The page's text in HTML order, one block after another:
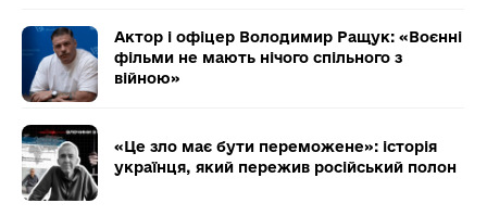
Актор і офіцер Володимир Ращук: «Воєнні
фільми не мають нічого спільного з
війною»
«Це зло має бути переможене»: історія
українця, який пережив російський полон